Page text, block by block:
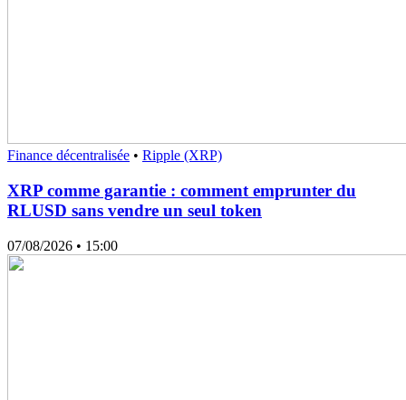
Finance décentralisée • Ripple (XRP)
XRP comme garantie : comment emprunter du
RLUSD sans vendre un seul token
07/08/2026 • 15:00